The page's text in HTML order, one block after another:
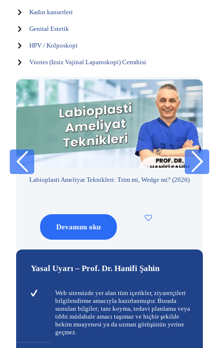
Kadın kanserleri
Genital Estetik
HPV / Kolposkopi
Vnotes (Izsiz Vajinal Laparoskopi) Cerrahisi
Labioplasti Ameliyat Teknikleri: Trim mi, Wedge mi? (2026)
Devamını oku
Yasal Uyarı – Prof. Dr. Hanifi Şahin
Web sitemizde yer alan tüm içerikler, ziyaretçileri
bilgilendirme amacıyla hazırlanmıştır. Burada
sunulan bilgiler; tanı koyma, tedavi planlama veya
tıbbi müdahale amacı taşımaz ve hiçbir şekilde
hekim muayenesi ya da uzman görüşünün yerine
geçmez.